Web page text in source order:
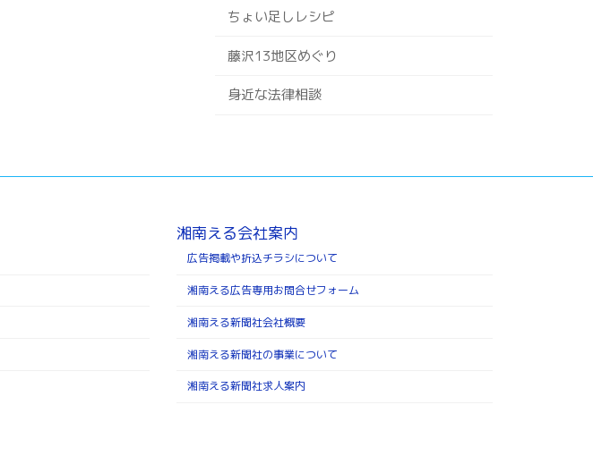
ちょい足しレシピ
藤沢13地区めぐり
身近な法律相談
湘南える会社案内
広告掲載や折込チラシについて
湘南える広告専用お問合せフォーム
湘南える新聞社会社概要
湘南える新聞社の事業について
湘南える新聞社求人案内